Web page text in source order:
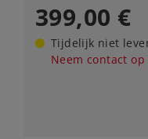
399,00 €
Tijdelijk niet
Neem contact